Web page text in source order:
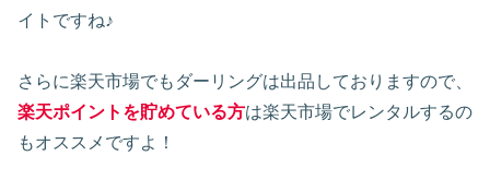
イトですね♪
さらに楽天市場でもダーリングは出品しておりますので、
楽天ポイントを貯めている方は楽天市場でレンタルするの
もオススメですよ！